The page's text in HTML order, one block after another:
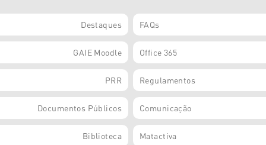
Destaques FAQs
GAIE Moodle Office 365
PRR Regulamentos
Documentos Públicos Comunicação
Biblioteca Matactiva